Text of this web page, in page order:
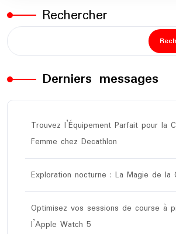
Rechercher
Derniers messages
Trouvez l’Équipement Parfait pour la
Femme chez Decathlon
Exploration nocturne : La Magie de la
Optimisez vos sessions de course à
l’Apple Watch 5